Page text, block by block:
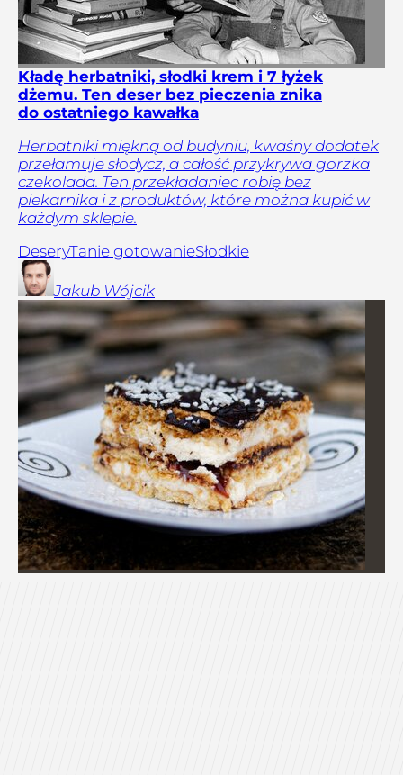
Kładę herbatniki, słodki krem i 7 łyżek
dżemu. Ten deser bez pieczenia znika
do ostatniego kawałka
Herbatniki miękną od budyniu, kwaśny dodatek
przełamuje słodycz, a całość przykrywa gorzka
czekolada. Ten przekładaniec robię bez
piekarnika i z produktów, które można kupić w
każdym sklepie.
DeseryTanie gotowanieSłodkie
Jakub Wójcik